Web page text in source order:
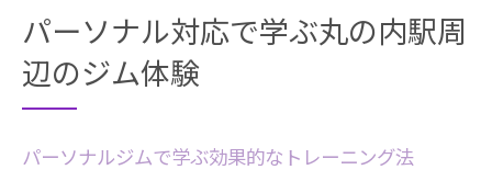
パーソナル対応で学ぶ丸の内駅周
辺のジム体験
パーソナルジムで学ぶ効果的なトレーニング法